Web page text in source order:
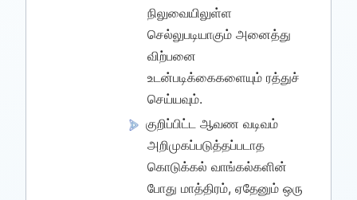
நிலுவையிலுள்ள
செல்லுபடியாகும் அனைத்து
விற்பனை
உடன்படிக்கைகளையும் ரத்துச்
செய்யவும்.
குறிப்பிட்ட ஆவண வடிவம்
அறிமுகப்படுத்தப்படாத
கொடுக்கல் வாங்கல்களின்
போது மாத்திரம், ஏதேனும் ஒரு